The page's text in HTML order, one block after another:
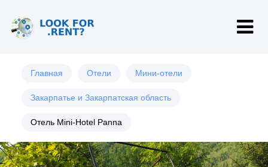
Главная Отели Мини-отели
Закарпатье и Закарпатская область
Отель Mini-Hotel Panna